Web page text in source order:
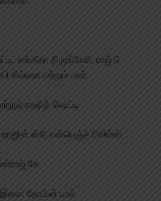
சங்கீதா சிருங்கேரி, ராஜ் பி
சிம்ஹா மற்றும் பலர்.
ரக்ஷித் ஷெட்டி
ஸ்டோன்பெஞ்ச் பிலிம்ஸ்
கே
நோபின் பால்